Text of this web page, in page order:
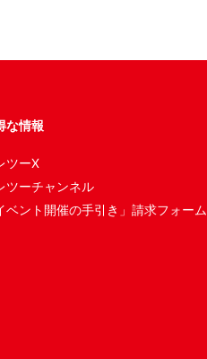
な情報
ツーX
ツーチャンネル
ベント開催の手引き」請求フォーム